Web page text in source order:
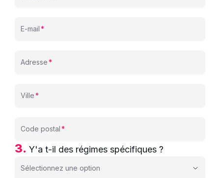
E-mail
Adresse
Ville
Code postal
3. Y'a t-il des régimes spécifiques ?
Sélectionnez une option
Sélectionnez une option